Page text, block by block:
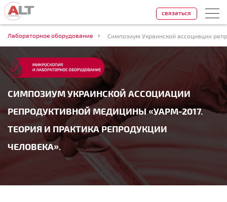
Лабораторное оборудование
CИМПОЗИУМ УКРАИНСКОЙ АССОЦИАЦИИ
РЕПРОДУКТИВНОЙ МЕДИЦИНЫ «УАРМ-2017.
ТЕОРИЯ И ПРАКТИКА РЕПРОДУКЦИИ
ЧЕЛОВЕКА».
связаться